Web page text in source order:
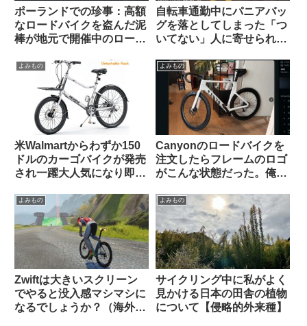
ポーランドでの珍事：高額
なロードバイクを盗んだ泥
棒が地元で開催中のロード
トンの先頭を引いてしまう
自転車通勤中にパニアバッ
グを落としてしまった「つ
いてない」人に寄せられた
人間万事塞翁が馬
よみもの
米Walmartからわずか150
ドルのカーゴバイクが発売
され一躍大人気になり即日
よみもの
Canyonのロードバイクを
注文したらフレームのロゴ
がこんな状態だった。俺は
示板から）
よみもの
Zwiftは大きいスクリーン
でやると没入感マシマシに
なるでしょうか？（海外掲
よみもの
サイクリング中に私がよく
見かける日本の田舎の植物
について【侵略的外来種】